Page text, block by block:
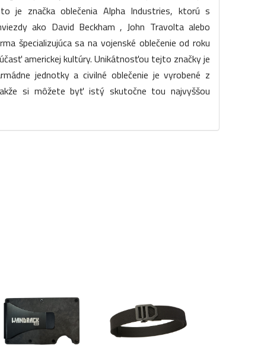
je značka oblečenia Alpha Industries, ktorú s
ako David Beckham , John Travolta alebo
špecializujúca sa na vojenské oblečenie od roku
americkej kultúry. Unikátnosťou tejto značky je
jednotky a civilné oblečenie je vyrobené z
si môžete byť istý skutočne tou najvyššou